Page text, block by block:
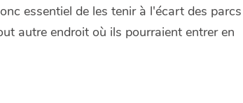
essentiel de les tenir à l'écart des
autre endroit où ils pourraient entrer en